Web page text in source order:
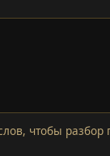
чтобы разбор